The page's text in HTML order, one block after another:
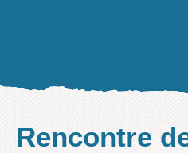
Rencontre